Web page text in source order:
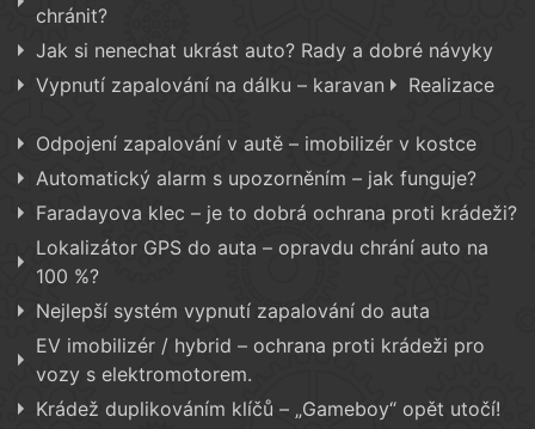
chránit?
Jak si nenechat ukrást auto? Rady a dobré návyky
Vypnutí zapalování na dálku – karavan
Realizace
Odpojení zapalování v autě – imobilizér v kostce
Automatický alarm s upozorněním – jak funguje?
Faradayova klec – je to dobrá ochrana proti krádeži?
Lokalizátor GPS do auta – opravdu chrání auto na
100 %?
Nejlepší systém vypnutí zapalování do auta
EV imobilizér / hybrid – ochrana proti krádeži pro
vozy s elektromotorem.
Krádež duplikováním klíčů – „Gameboy“ opět utočí!